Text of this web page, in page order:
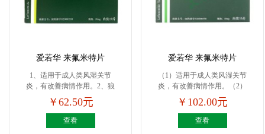
爱若华 来氟米特片
1、适用于成人类风湿关节
炎，有改善病情作用。2、狼
疮性...
￥62.50元
查看
爱若华 来氟米特片
（1）适用于成人类风湿关节
炎，有改善病情作用。（2）
狼...
￥102.00元
查看